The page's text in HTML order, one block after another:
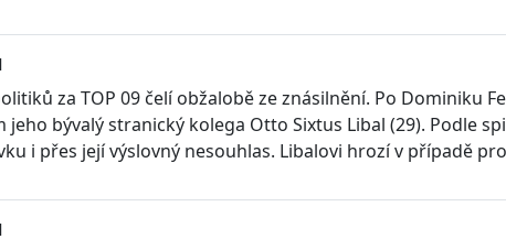
za TOP 09 čelí obžalobě ze znásilnění. Po Dominiku
bývalý stranický kolega Otto Sixtus Libal (29). Podle
i přes její výslovný nesouhlas. Libalovi hrozí v případě